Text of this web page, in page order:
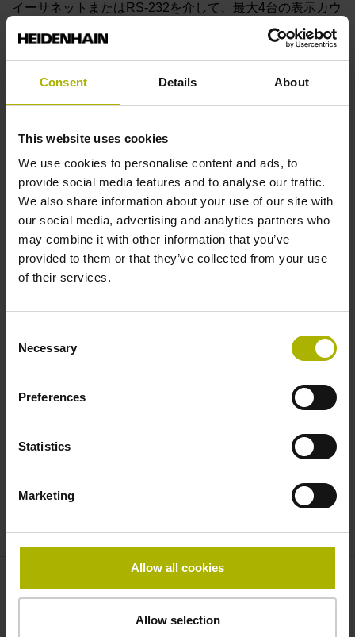
Consent Details About
This website uses cookies
We use cookies to personalise content and ads, to
provide social media features and to analyse our traffic.
We also share information about your use of our site with
our social media, advertising and analytics partners who
may combine it with other information that you’ve
provided to them or that they’ve collected from your use
of their services.
Selection
Necessary
Preferences
Statistics
Marketing
Allow all cookies
Allow selection
イーサネットまたはRS-232を介して、最大4台の表示カウ
ンタを接続できます。本ソフトウェアは、GAGE-CHEK
2000およびその他の互換性のある表示カウンタに対応
し、高い柔軟性でデータ収集を可能にします。
接続ウィザードがセットアッププロセス全体をガイドしま
す。コンテキストに応じたGUIにより、利用可能な機能の
みを表示することで、直感的な操作ガイダンスを実現しま
汎用性の高いデータ処理
の利用に最適で、後続のデータ処理や評価を容易にしま
PCから接続されたデジタル表示カウンタをリモートで制
示され、作業時間の短縮とプロセスの最適化に貢献しま
お問い合わせ先 – 営業部